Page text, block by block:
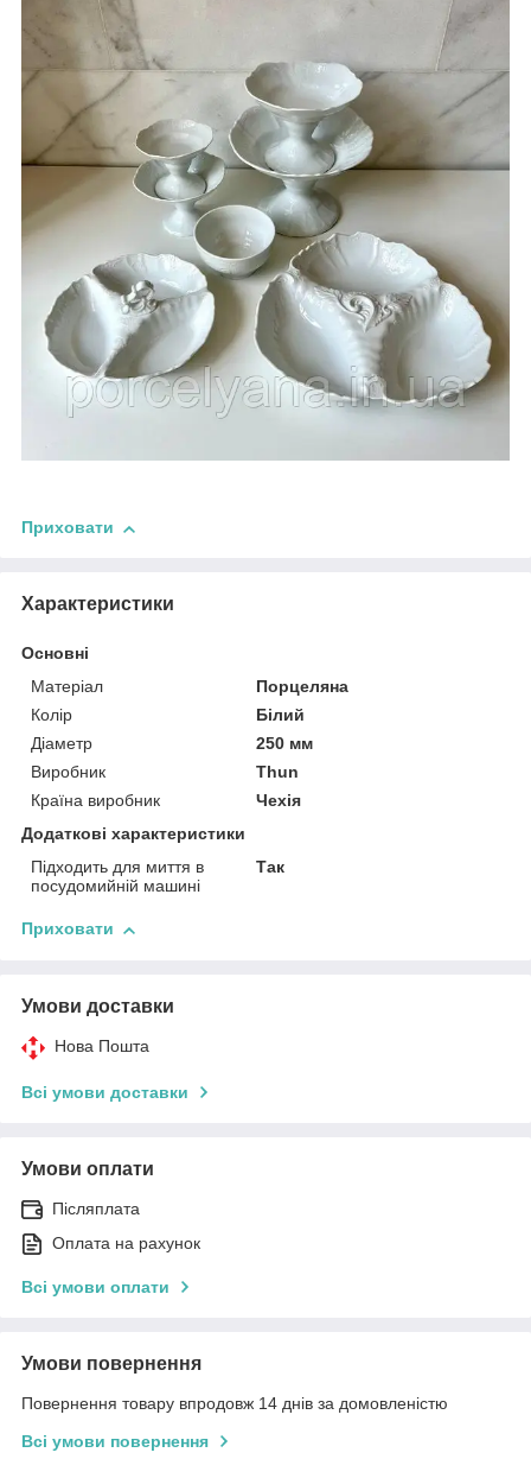
Приховати
Характеристики
Основні
Матеріал
Порцеляна
Колір
Білий
Діаметр
250 мм
Виробник
Thun
Країна виробник
Чехія
Додаткові характеристики
Підходить для миття в
посудомийній машині
Так
Приховати
Умови доставки
Нова Пошта
Всі умови доставки
Умови оплати
Післяплата
Оплата на рахунок
Всі умови оплати
Умови повернення
Повернення товару впродовж 14 днів за домовленістю
Всі умови повернення